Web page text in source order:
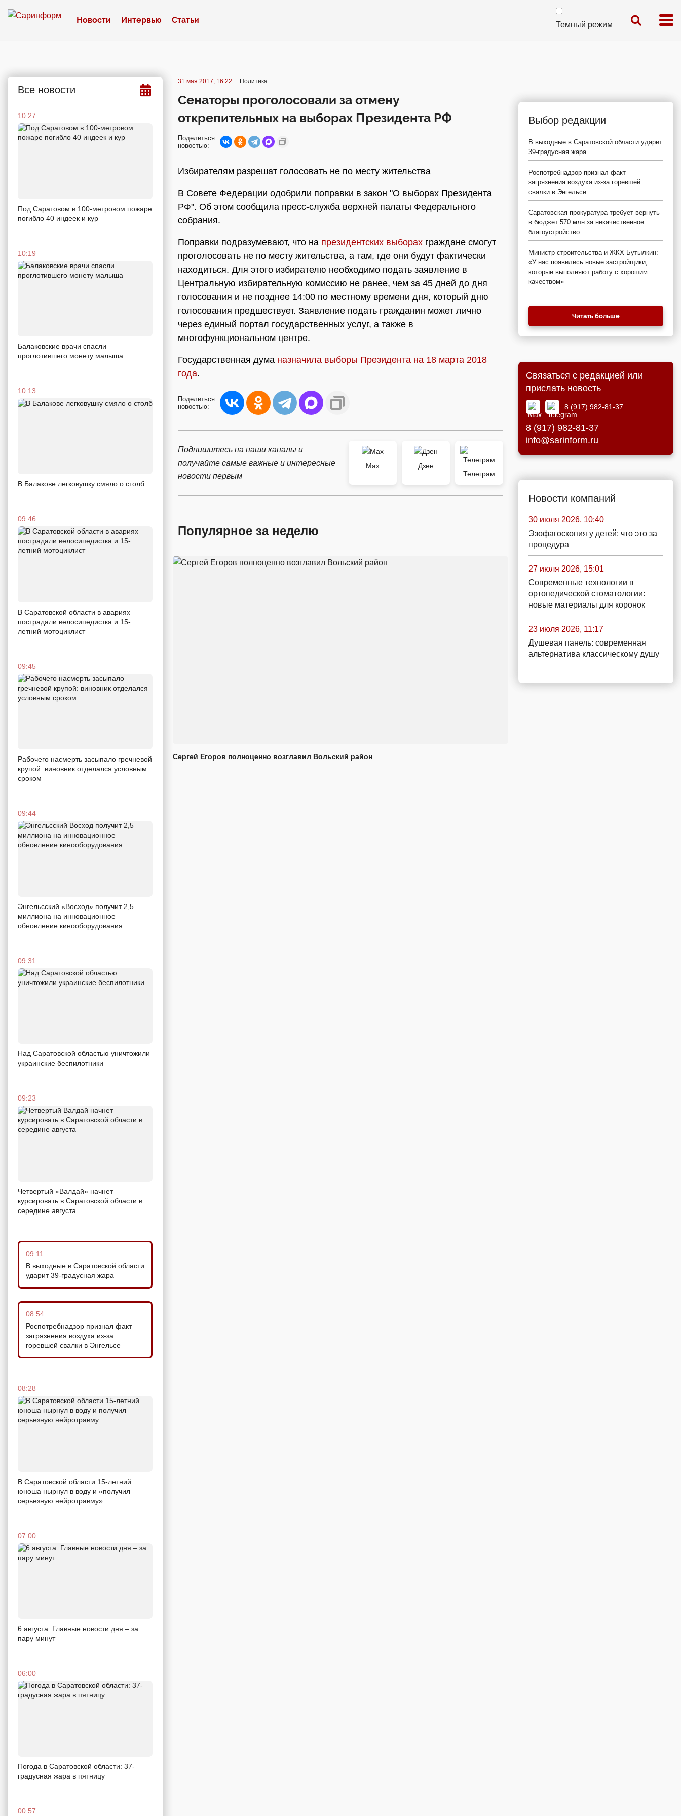
Новости Интервью Статьи Темный режим
Все новости
10:27
Под Саратовом в 100-метровом пожаре
погибло 40 индеек и кур
10:19
Балаковские врачи спасли
проглотившего монету малыша
10:13
В Балакове легковушку смяло о столб
09:46
В Саратовской области в авариях
пострадали велосипедистка и 15-
летний мотоциклист
09:45
Рабочего насмерть засыпало гречневой
крупой: виновник отделался условным
сроком
09:44
Энгельсский «Восход» получит 2,5
миллиона на инновационное
обновление кинооборудования
09:31
Над Саратовской областью уничтожили
украинские беспилотники
09:23
Четвертый «Валдай» начнет
курсировать в Саратовской области в
середине августа
09:11
В выходные в Саратовской области
ударит 39-градусная жара
08:54
Роспотребнадзор признал факт
загрязнения воздуха из-за
горевшей свалки в Энгельсе
08:28
В Саратовской области 15-летний
юноша нырнул в воду и «получил
серьезную нейротравму»
07:00
6 августа. Главные новости дня – за
пару минут
06:00
Погода в Саратовской области: 37-
градусная жара в пятницу
00:57
31 мая 2017, 16:22 Политика
Сенаторы проголосовали за отмену
открепительных на выборах Президента РФ
Поделиться
новостью:
Избирателям разрешат голосовать не по месту жительства
В Совете Федерации одобрили поправки в закон "О выборах Президента
РФ". Об этом сообщила пресс-служба верхней палаты Федерального
собрания.
Поправки подразумевают, что на президентских выборах граждане смогут
проголосовать не по месту жительства, а там, где они будут фактически
находиться. Для этого избирателю необходимо подать заявление в
Центральную избирательную комиссию не ранее, чем за 45 дней до дня
голосования и не позднее 14:00 по местному времени дня, который дню
голосования предшествует. Заявление подать гражданин может лично
через единый портал государственных услуг, а также в
многофункциональном центре.
Государственная дума назначила выборы Президента на 18 марта 2018
года.
Поделиться
новостью:
Подпишитесь на наши каналы и
получайте самые важные и интересные
новости первым
Max
Дзен
Телеграм
Популярное за неделю
Сергей Егоров полноценно возглавил Вольский район
Выбор редакции
В выходные в Саратовской области ударит
39-градусная жара
Роспотребнадзор признал факт
загрязнения воздуха из-за горевшей
свалки в Энгельсе
Саратовская прокуратура требует вернуть
в бюджет 570 млн за некачественное
благоустройство
Министр строительства и ЖКХ Бутылкин:
«У нас появились новые застройщики,
которые выполняют работу с хорошим
качеством»
Читать больше
Связаться с редакцией или
прислать новость
8 (917) 982-81-37
8 (917) 982-81-37
info@sarinform.ru
Новости компаний
30 июля 2026, 10:40
Эзофагоскопия у детей: что это за
процедура
27 июля 2026, 15:01
Современные технологии в
ортопедической стоматологии:
новые материалы для коронок
23 июля 2026, 11:17
Душевая панель: современная
альтернатива классическому душу